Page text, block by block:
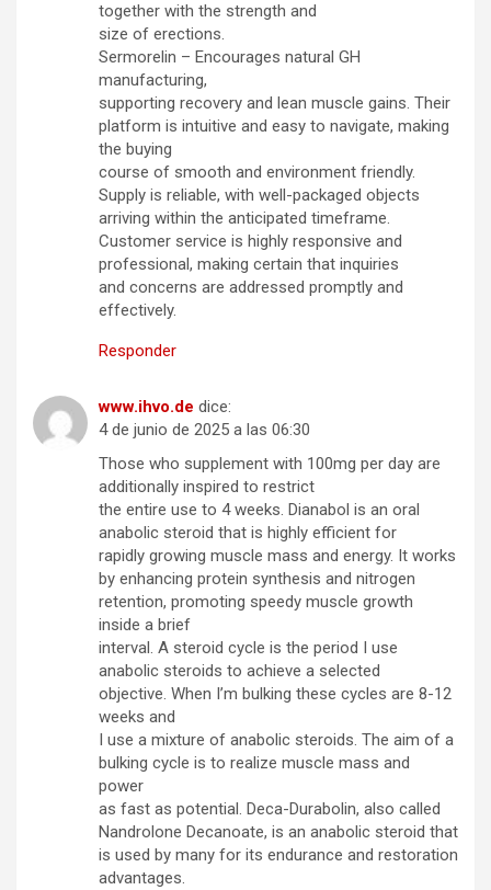
together with the strength and
size of erections.
Sermorelin – Encourages natural GH
manufacturing,
supporting recovery and lean muscle gains. Their
platform is intuitive and easy to navigate, making
the buying
course of smooth and environment friendly.
Supply is reliable, with well-packaged objects
arriving within the anticipated timeframe.
Customer service is highly responsive and
professional, making certain that inquiries
and concerns are addressed promptly and
effectively.
Responder
www.ihvo.de dice:
4 de junio de 2025 a las 06:30
Those who supplement with 100mg per day are
additionally inspired to restrict
the entire use to 4 weeks. Dianabol is an oral
anabolic steroid that is highly efficient for
rapidly growing muscle mass and energy. It works
by enhancing protein synthesis and nitrogen
retention, promoting speedy muscle growth
inside a brief
interval. A steroid cycle is the period I use
anabolic steroids to achieve a selected
objective. When I’m bulking these cycles are 8-12
weeks and
I use a mixture of anabolic steroids. The aim of a
bulking cycle is to realize muscle mass and
power
as fast as potential. Deca-Durabolin, also called
Nandrolone Decanoate, is an anabolic steroid that
is used by many for its endurance and restoration
advantages.